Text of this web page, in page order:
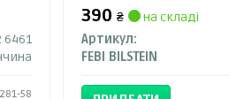
6461
58
390₴
на складі
Артикул:
FEBI BILSTEIN